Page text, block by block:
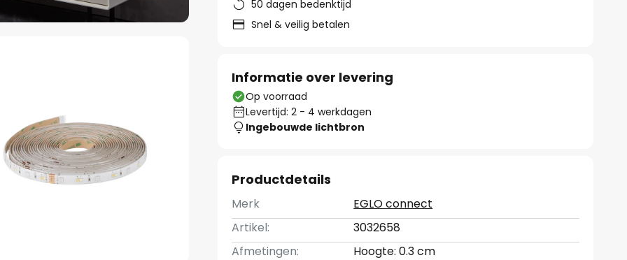
50 dagen bedenktijd
Snel & veilig betalen
Informatie over levering
Op voorraad
Levertijd: 2 - 4 werkdagen
Ingebouwde lichtbron
Productdetails
Merk
EGLO connect
Artikel:
3032658
Afmetingen:
Hoogte: 0.3 cm